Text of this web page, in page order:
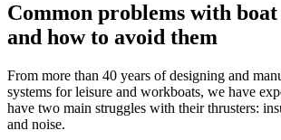
Common problems with
and how to avoid them
From more than 40 years of designing and
systems for leisure and workboats, we have
have two main struggles with their thrusters:
and noise.